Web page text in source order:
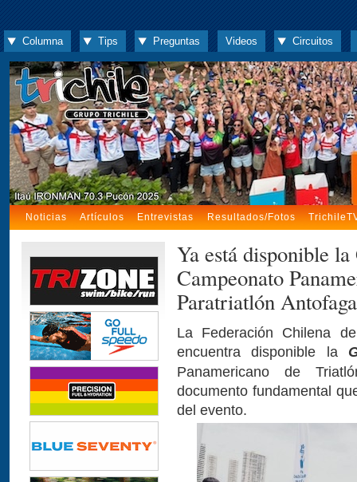
Columna Tips Preguntas Videos Circuitos
Noticias Artículos Entrevistas Resultados/Fotos
Ya está disponible
Campeonato
Paratriatlón
La Federación Chilena
encuentra disponible la
Panamericano de
documento fundamental
del evento.